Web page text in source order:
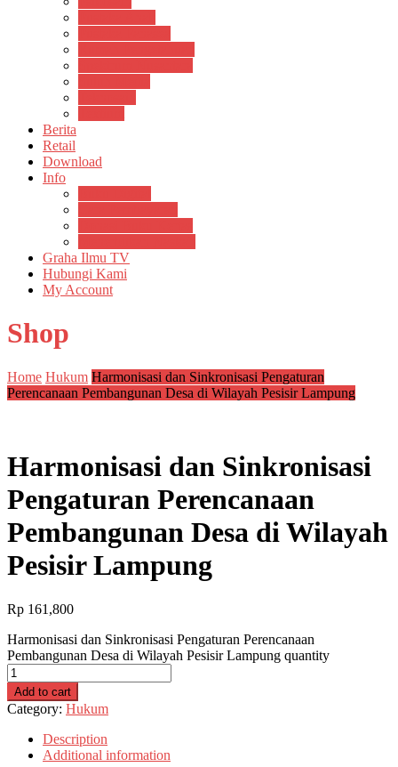
Berita
Retail
Download
Info
Graha Ilmu TV
Hubungi Kami
My Account
Shop
Home Hukum Harmonisasi dan Sinkronisasi Pengaturan
Perencanaan Pembangunan Desa di Wilayah Pesisir Lampung
Harmonisasi dan Sinkronisasi
Pengaturan Perencanaan
Pembangunan Desa di Wilayah
Pesisir Lampung
Rp 161,800
Harmonisasi dan Sinkronisasi Pengaturan Perencanaan
Pembangunan Desa di Wilayah Pesisir Lampung quantity
Add to cart
Category: Hukum
Description
Additional information